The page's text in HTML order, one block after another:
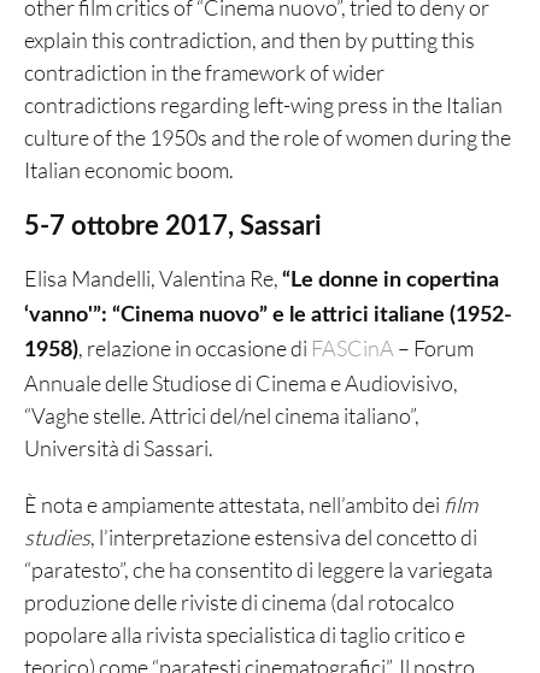
other film critics of “Cinema nuovo”, tried to deny or
explain this contradiction, and then by putting this
contradiction in the framework of wider
contradictions regarding left-wing press in the Italian
culture of the 1950s and the role of women during the
Italian economic boom.
5-7 ottobre 2017, Sassari
Elisa Mandelli, Valentina Re, “Le donne in copertina
‘vanno'”: “Cinema nuovo” e le attrici italiane (1952-
1958), relazione in occasione di FASCinA – Forum
Annuale delle Studiose di Cinema e Audiovisivo,
“Vaghe stelle. Attrici del/nel cinema italiano”,
Università di Sassari.
È nota e ampiamente attestata, nell’ambito dei film
studies, l’interpretazione estensiva del concetto di
“paratesto”, che ha consentito di leggere la variegata
produzione delle riviste di cinema (dal rotocalco
popolare alla rivista specialistica di taglio critico e
teorico) come “paratesti cinematografici”. Il nostro